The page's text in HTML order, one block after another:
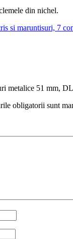
din nichel.
si maruntisuri, 7
metalice 51 mm,
obligatorii sunt